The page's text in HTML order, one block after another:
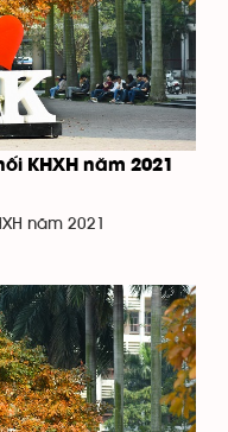
KHXH năm 2021
năm 2021